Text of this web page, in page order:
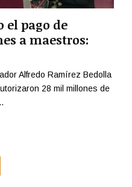
el pago de
a maestros:
Alfredo Ramírez Bedolla
28 mil millones de